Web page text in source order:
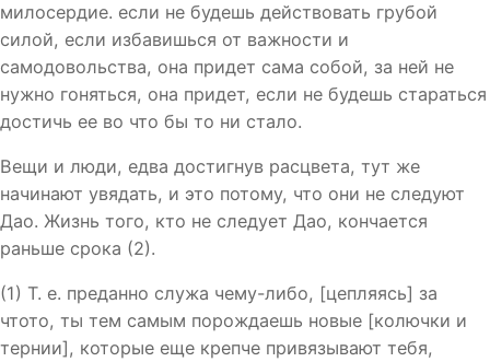
милосердие. если не будешь действовать грубой
силой, если избавишься от важности и
самодовольства, она придет сама собой, за ней не
нужно гоняться, она придет, если не будешь стараться
достичь ее во что бы то ни стало.
Вещи и люди, едва достигнув расцвета, тут же
начинают увядать, и это потому, что они не следуют
Дао. Жизнь того, кто не следует Дао, кончается
раньше срока (2).
(1) Т. е. преданно служа чему-либо, [цепляясь] за
чтото, ты тем самым порождаешь новые [колючки и
тернии], которые еще крепче привязывают тебя,